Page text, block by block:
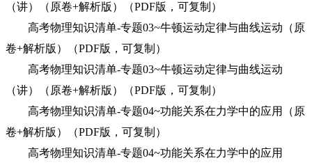
（讲）（原卷+解析版）（PDF版，可复制）
高考物理知识清单-专题03~牛顿运动定律与曲线运动（原
卷+解析版）（PDF版，可复制）
高考物理知识清单-专题03~牛顿运动定律与曲线运动
（讲）（原卷+解析版）（PDF版，可复制）
高考物理知识清单-专题04~功能关系在力学中的应用（原
卷+解析版）（PDF版，可复制）
高考物理知识清单-专题04~功能关系在力学中的应用